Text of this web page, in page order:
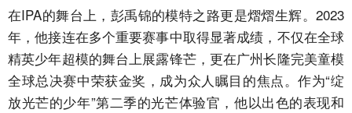
在IPA的舞台上，彭禹锦的模特之路更是熠熠生辉。2023
年，他接连在多个重要赛事中取得显著成绩，不仅在全球
精英少年超模的舞台上展露锋芒，更在广州长隆完美童模
全球总决赛中荣获金奖，成为众人瞩目的焦点。作为“绽
放光芒的少年”第二季的光芒体验官，他以出色的表现和